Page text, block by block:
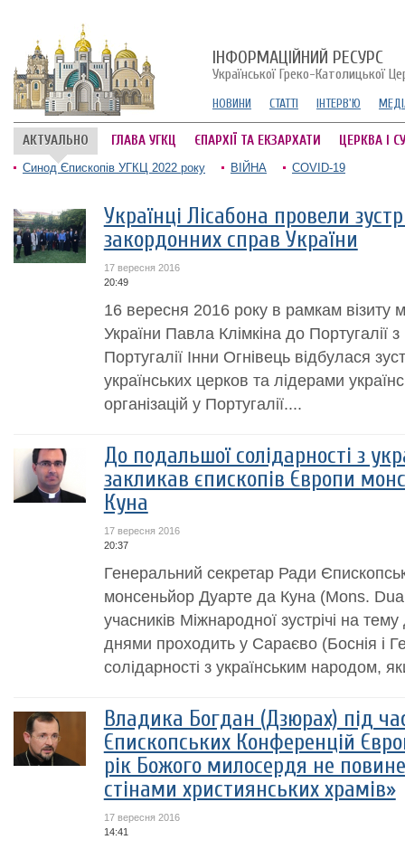
ІНФОРМАЦІЙНИЙ РЕСУРС
Української Греко-Католицької
НОВИНИ СТАТТІ ІНТЕРВ'Ю
АКТУАЛЬНО ГЛАВА УГКЦ ЄПАРХІЇ ТА ЕКЗАРХАТИ ЦЕРКВА І
Синод Єпископів УГКЦ 2022 року ВІЙНА COVID-19
Українці Лісабона провели
закордонних справ України
17 вересня 2016
20:49
16 вересня 2016 року в рамкам візиту
України Павла Клімкіна до Португалії з
Португалії Інни Огнівець відбулася
українських церков та лідерами
організацій у Португалії....
До подальшої солідарності з
закликав єпископів Європи
Куна
17 вересня 2016
20:37
Генеральний секретар Ради
монсеньйор Дуарте да Куна (Mons.
учасників Міжнародної зустрічі на
днями проходить у Сараєво (Боснія і
солідарності з українським народом,
Владика Богдан (Дзюрах) під
Єпископських Конференцій
рік Божого милосердя не
стінами християнських храмів»
17 вересня 2016
14:41